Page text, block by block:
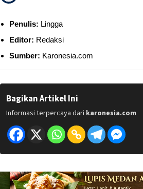
Penulis: Lingga
Editor: Redaksi
Sumber: Karonesia.com
Bagikan Artikel Ini
Informasi terpercaya dari karonesia.com